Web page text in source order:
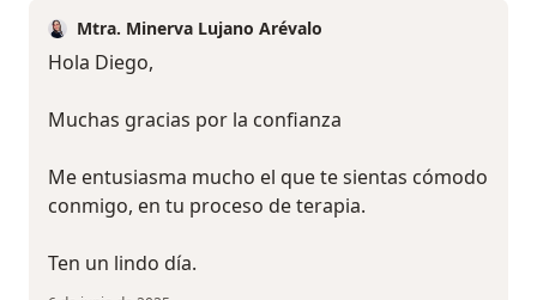
Mtra. Minerva Lujano Arévalo
Hola Diego,
Muchas gracias por la confianza
Me entusiasma mucho el que te sientas cómodo
conmigo, en tu proceso de terapia.
Ten un lindo día.